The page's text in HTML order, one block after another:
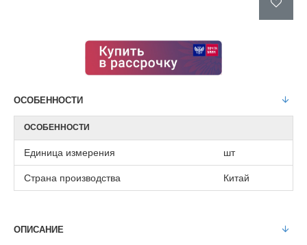
ОСОБЕННОСТИ
ОСОБЕННОСТИ
Единица измерения шт
Страна производства Китай
ОПИСАНИЕ